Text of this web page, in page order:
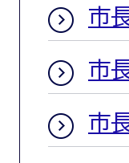
市
市
市